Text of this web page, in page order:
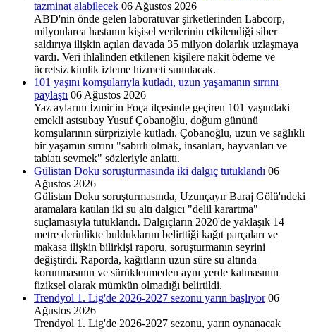
tazminat alabilecek 06 Ağustos 2026
ABD'nin önde gelen laboratuvar şirketlerinden Labcorp,
milyonlarca hastanın kişisel verilerinin etkilendiği siber
saldırıya ilişkin açılan davada 35 milyon dolarlık uzlaşmaya
vardı. Veri ihlalinden etkilenen kişilere nakit ödeme ve
ücretsiz kimlik izleme hizmeti sunulacak.
101 yaşını komşularıyla kutladı, uzun yaşamanın sırrını
paylaştı 06 Ağustos 2026
Yaz aylarını İzmir'in Foça ilçesinde geçiren 101 yaşındaki
emekli astsubay Yusuf Çobanoğlu, doğum gününü
komşularının sürpriziyle kutladı. Çobanoğlu, uzun ve sağlıklı
bir yaşamın sırrını "sabırlı olmak, insanları, hayvanları ve
tabiatı sevmek" sözleriyle anlattı.
Gülistan Doku soruşturmasında iki dalgıç tutuklandı 06
Ağustos 2026
Gülistan Doku soruşturmasında, Uzunçayır Baraj Gölü'ndeki
aramalara katılan iki su altı dalgıcı "delil karartma"
suçlamasıyla tutuklandı. Dalgıçların 2020'de yaklaşık 14
metre derinlikte bulduklarını belirttiği kağıt parçaları ve
makasa ilişkin bilirkişi raporu, soruşturmanın seyrini
değiştirdi. Raporda, kağıtların uzun süre su altında
korunmasının ve sürüklenmeden aynı yerde kalmasının
fiziksel olarak mümkün olmadığı belirtildi.
Trendyol 1. Lig'de 2026-2027 sezonu yarın başlıyor 06
Ağustos 2026
Trendyol 1. Lig'de 2026-2027 sezonu, yarın oynanacak